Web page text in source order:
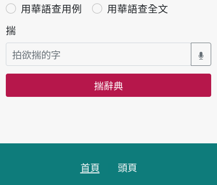
用華語查用例
用華語查全文
揣
揣辭典
首頁 頭頁